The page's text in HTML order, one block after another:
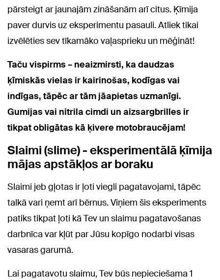
pārsteigt ar jaunajām zināšanām arī citus. Ķīmija
paver durvis uz eksperimentu pasauli. Atliek tikai
izvēlēties sev tīkamāko vaļasprieku un mēģināt!
Taču vispirms – neaizmirsti, ka daudzas
ķīmiskās vielas ir kairinošas, kodīgas vai
indīgas, tāpēc ar tām jāapietas uzmanīgi.
Gumijas vai nitrila cimdi un aizsargbrilles ir
tikpat obligātas kā ķivere motobraucējam!
Slaimi (slime) - eksperimentālā ķīmija
mājas apstākļos ar boraku
Slaimi jeb gļotas ir ļoti viegli pagatavojami, tāpēc
talkā vari ņemt arī bērnus. Viņiem šis eksperiments
patiks tikpat ļoti kā Tev un slaimu pagatavošanas
darbnīca var kļūt par Jūsu kopīgo nodarbi visas
vasaras garumā.
Lai pagatavotu slaimu, Tev būs nepieciešama 1